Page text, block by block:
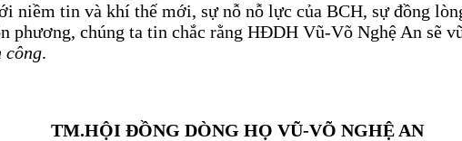
niềm tin và khí thế mới, sự nỗ nỗ lực của BCH, sự đồng
phương, chúng ta tin chắc rằng HĐDH Vũ-Võ Nghệ An sẽ
công.
TM.HỘI ĐỒNG DÒNG HỌ VŨ-VÕ NGHỆ AN